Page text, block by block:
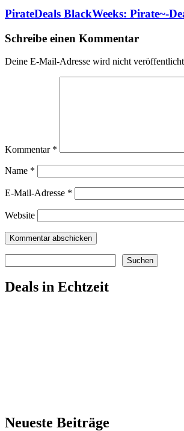
PirateDeals BlackWeeks: Pirate~-
Schreibe einen Kommentar
Deine E-Mail-Adresse wird nicht
Kommentar *
Name *
E-Mail-Adresse *
Website
Suchen
Deals in Echtzeit
Neueste Beiträge